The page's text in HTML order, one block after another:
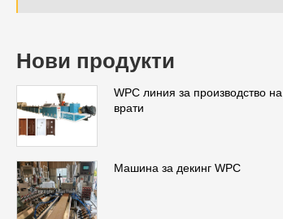
Нови продукти
WPC линия за производство на
врати
Машина за декинг WPC